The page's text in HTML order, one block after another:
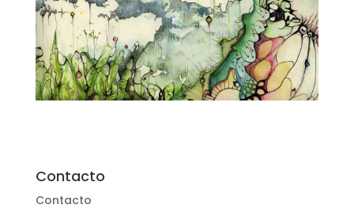
Contacto
Contacto